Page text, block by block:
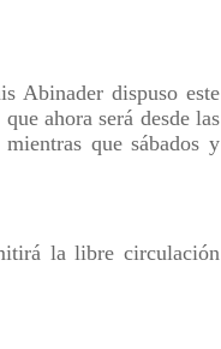
Abinader dispuso este
ahora será desde las
que sábados y
la libre circulación